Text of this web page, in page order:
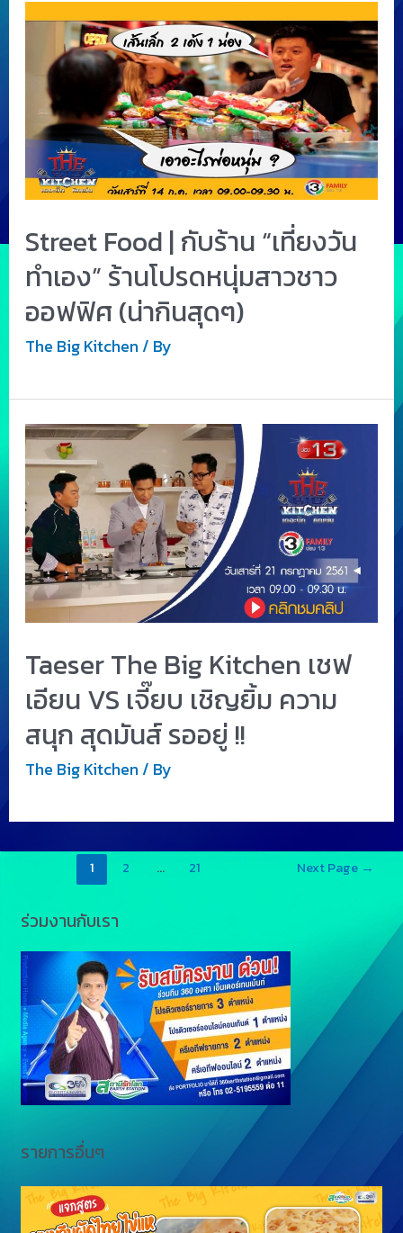
Street Food | กับร้าน “เที่ยงวัน
ทำเอง” ร้านโปรดหนุ่มสาวชาว
ออฟฟิศ (น่ากินสุดๆ)
The Big Kitchen / By
Taeser The Big Kitchen เชฟ
เอียน VS เจี๊ยบ เชิญยิ้ม ความ
สนุก สุดมันส์ รออยู่ !!
The Big Kitchen / By
1 2 … 21 Next Page →
ร่วมงานกับเรา
รายการอื่นๆ